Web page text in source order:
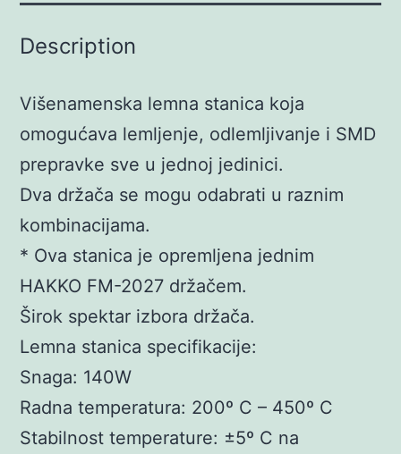
Description
Višenamenska lemna stanica koja
omogućava lemljenje, odlemljivanje i SMD
prepravke sve u jednoj jedinici.
Dva držača se mogu odabrati u raznim
kombinacijama.
* Ova stanica je opremljena jednim
HAKKO FM-2027 držačem.
Širok spektar izbora držača.
Lemna stanica specifikacije:
Snaga: 140W
Radna temperatura: 200º C – 450º C
Stabilnost temperature: ±5º C na